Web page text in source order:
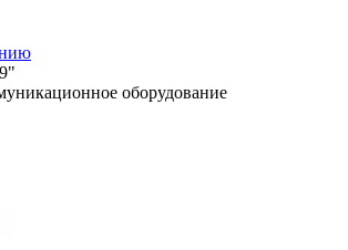
оборудование